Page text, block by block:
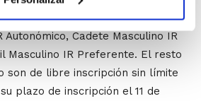
plazo de inscripción de equipos
Cadete Masculino IR
Masculino IR Preferente. El resto
son de libre inscripción sin límite
plazo de inscripción el 11 de